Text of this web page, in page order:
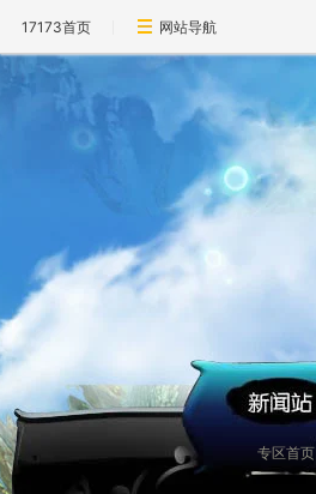
17173首页 网站导航
专区首页